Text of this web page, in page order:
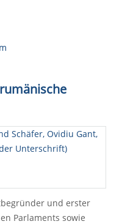
und erster
Parlaments sowie